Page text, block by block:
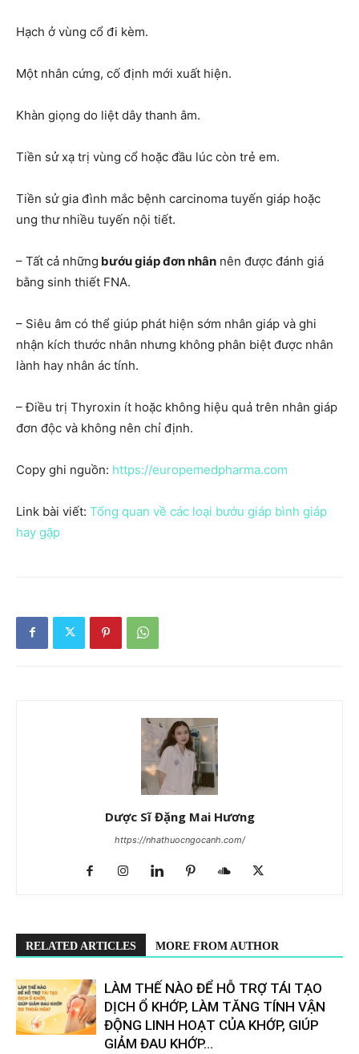
Hạch ở vùng cổ đi kèm.
Một nhân cứng, cố định mới xuất hiện.
Khàn giọng do liệt dây thanh âm.
Tiền sử xạ trị vùng cổ hoặc đầu lúc còn trẻ em.
Tiền sử gia đình mắc bệnh carcinoma tuyến giáp hoặc
ung thư nhiều tuyến nội tiết.
– Tất cả những bướu giáp đơn nhân nên được đánh giá
bằng sinh thiết FNA.
– Siêu âm có thể giúp phát hiện sớm nhân giáp và ghi
nhận kích thước nhân nhưng không phân biệt được nhân
lành hay nhân ác tính.
– Điều trị Thyroxin ít hoặc không hiệu quả trên nhân giáp
đơn độc và không nên chỉ định.
Copy ghi nguồn: https://europemedpharma.com
Link bài viết: Tổng quan về các loại bướu giáp bình giáp
hay gặp
Dược Sĩ Đặng Mai Hương
https://nhathuocngocanh.com/
RELATED ARTICLES MORE FROM AUTHOR
LÀM THẾ NÀO ĐỂ HỖ TRỢ TÁI TẠO
DỊCH Ổ KHỚP, LÀM TĂNG TÍNH VẬN
ĐỘNG LINH HOẠT CỦA KHỚP, GIÚP
GIẢM ĐAU KHỚP...